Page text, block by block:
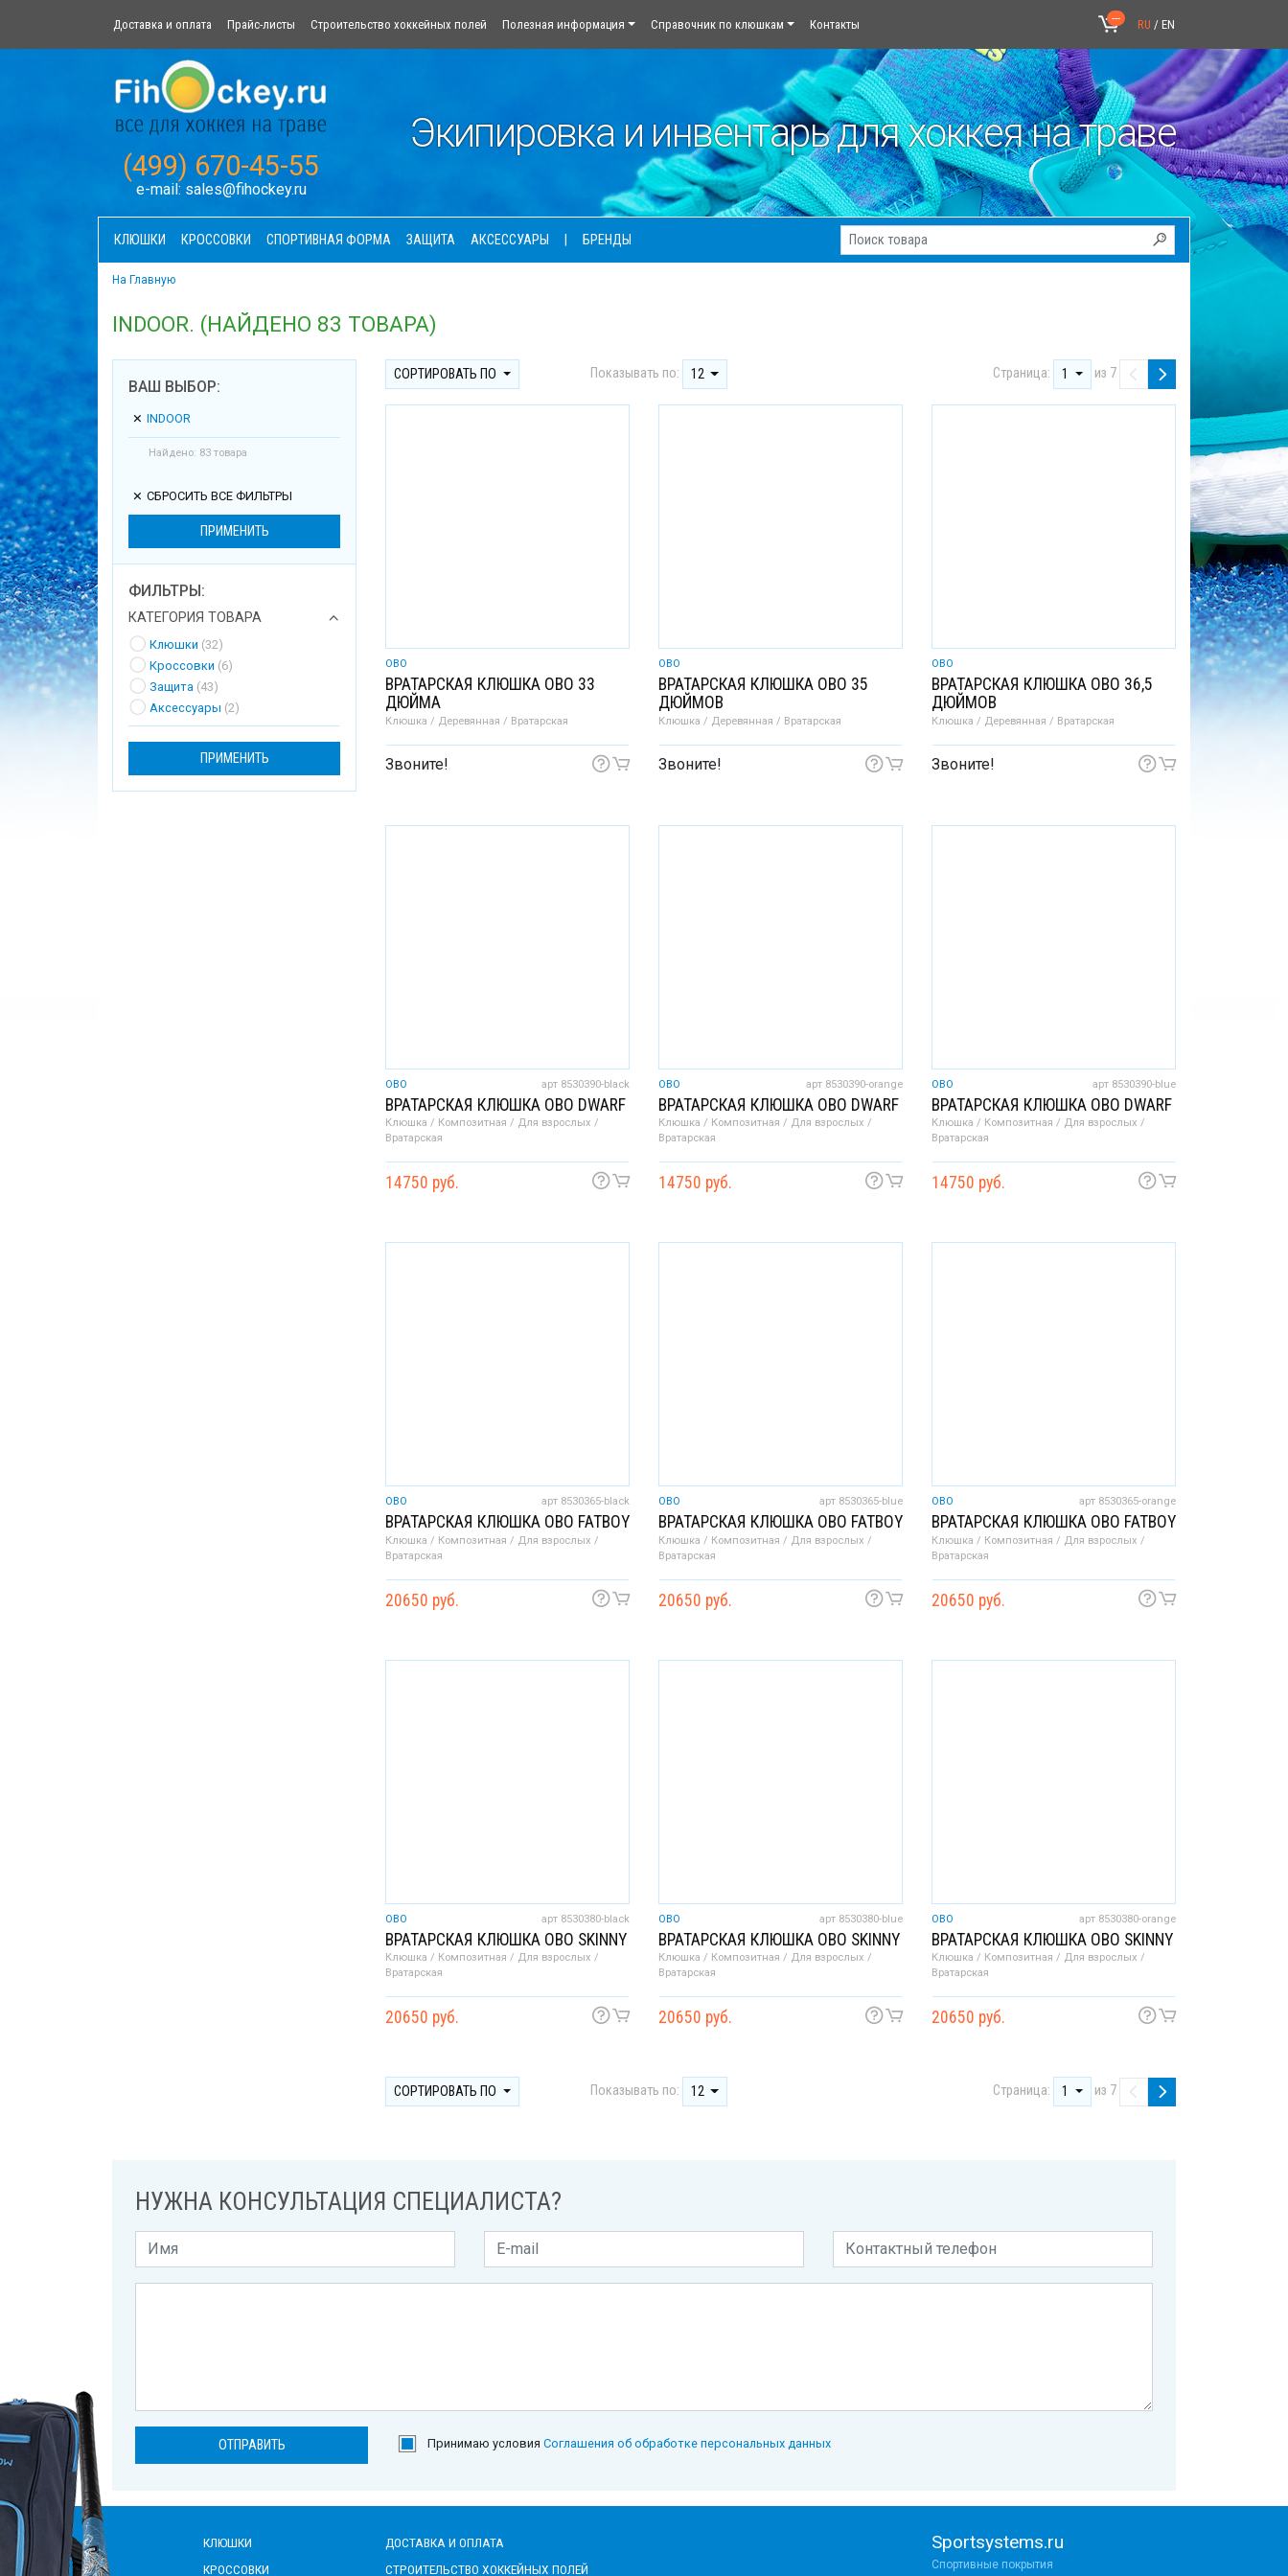
--- RU / EN
Доставка и оплата Прайс-листы Строительство хоккейных полей Полезная информация Справочник по клюшкам Контакты
(499) 670-45-55
e-mail: sales@fihockey.ru
Экипировка и инвентарь для хоккея на траве
КЛЮШКИ КРОССОВКИ СПОРТИВНАЯ ФОРМА ЗАЩИТА АКСЕССУАРЫ БРЕНДЫ
На Главную
INDOOR. (НАЙДЕНО 83 ТОВАРА)
ВАШ ВЫБОР:
INDOOR
Найдено: 83 товара
СБРОСИТЬ ВСЕ ФИЛЬТРЫ
ПРИМЕНИТЬ
ФИЛЬТРЫ:
КАТЕГОРИЯ ТОВАРА
Клюшки (32)
Кроссовки (6)
Защита (43)
Аксессуары (2)
ПРИМЕНИТЬ
СОРТИРОВАТЬ ПО Показывать по: 12 Страница: 1 из 7
OBO
ВРАТАРСКАЯ КЛЮШКА OBO 33
ДЮЙМА
Клюшка / Деревянная / Вратарская
Звоните!
OBO
ВРАТАРСКАЯ КЛЮШКА OBO 35
ДЮЙМОВ
Клюшка / Деревянная / Вратарская
Звоните!
OBO
ВРАТАРСКАЯ КЛЮШКА OBO 36,5
ДЮЙМОВ
Клюшка / Деревянная / Вратарская
Звоните!
OBO арт 8530390-black
ВРАТАРСКАЯ КЛЮШКА OBO DWARF
Клюшка / Композитная / Для взрослых /
Вратарская
14750 руб.
OBO арт 8530390-orange
ВРАТАРСКАЯ КЛЮШКА OBO DWARF
Клюшка / Композитная / Для взрослых /
Вратарская
14750 руб.
OBO арт 8530390-blue
ВРАТАРСКАЯ КЛЮШКА OBO DWARF
Клюшка / Композитная / Для взрослых /
Вратарская
14750 руб.
OBO арт 8530365-black
ВРАТАРСКАЯ КЛЮШКА OBO FATBOY
Клюшка / Композитная / Для взрослых /
Вратарская
20650 руб.
OBO арт 8530365-blue
ВРАТАРСКАЯ КЛЮШКА OBO FATBOY
Клюшка / Композитная / Для взрослых /
Вратарская
20650 руб.
OBO арт 8530365-orange
ВРАТАРСКАЯ КЛЮШКА OBO FATBOY
Клюшка / Композитная / Для взрослых /
Вратарская
20650 руб.
OBO арт 8530380-black
ВРАТАРСКАЯ КЛЮШКА OBO SKINNY
Клюшка / Композитная / Для взрослых /
Вратарская
20650 руб.
OBO арт 8530380-blue
ВРАТАРСКАЯ КЛЮШКА OBO SKINNY
Клюшка / Композитная / Для взрослых /
Вратарская
20650 руб.
OBO арт 8530380-orange
ВРАТАРСКАЯ КЛЮШКА OBO SKINNY
Клюшка / Композитная / Для взрослых /
Вратарская
20650 руб.
СОРТИРОВАТЬ ПО Показывать по: 12 Страница: 1 из 7
НУЖНА КОНСУЛЬТАЦИЯ СПЕЦИАЛИСТА?
Принимаю условия Соглашения об обработке персональных данных
КЛЮШКИ
КРОССОВКИ
ДОСТАВКА И ОПЛАТА
СТРОИТЕЛЬСТВО ХОККЕЙНЫХ ПОЛЕЙ
Sportsystems.ru
Спортивные покрытия